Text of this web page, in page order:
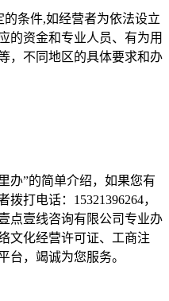
条件,如经营者为依法设立
的资金和专业人员、有为用
，不同地区的具体要求和办
办”的简单介绍，如果您有
打电话：15321396264，
点壹线咨询有限公司专业办
文化经营许可证、工商注
台，竭诚为您服务。